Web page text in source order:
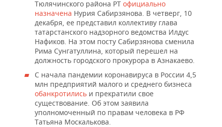
Тюлячинского района РТ официально
назначена Нурия Сабирзянова. В четверг, 10
декабря, ее представил коллективу глава
татарстанского надзорного ведомства Илдус
Нафиков. На этом посту Сабирзянова сменила
Рима Сунгатуллина, который перешел на
должность городского прокурора в Азнакаево.
С начала пандемии коронавируса в России 4,5
млн предприятий малого и среднего бизнеса
обанкротились и прекратили свое
существование. Об этом заявила
уполномоченный по правам человека в РФ
Татьяна Москалькова.